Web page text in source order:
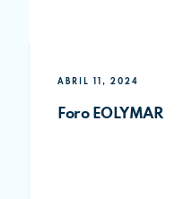
ABRIL 11, 2024
Foro EOLYMAR